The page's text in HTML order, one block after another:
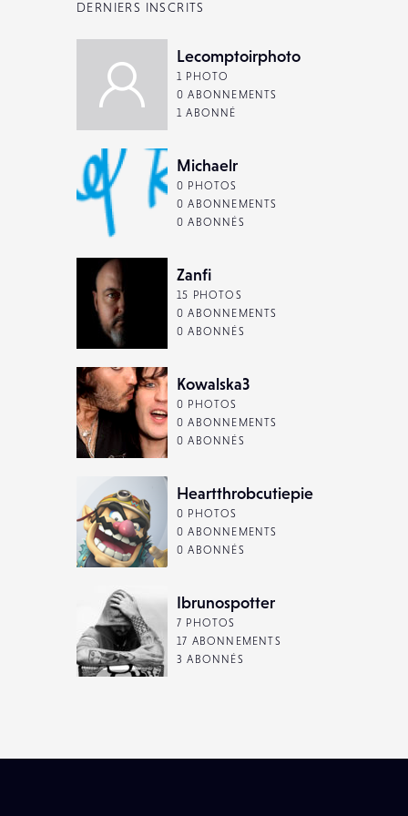
DERNIERS INSCRITS
Lecomptoirphoto
1 PHOTO
0 ABONNEMENTS
1 ABONNÉ
Michaelr
0 PHOTOS
0 ABONNEMENTS
0 ABONNÉS
Zanfi
15 PHOTOS
0 ABONNEMENTS
0 ABONNÉS
Kowalska3
0 PHOTOS
0 ABONNEMENTS
0 ABONNÉS
Heartthrobcutiepie
0 PHOTOS
0 ABONNEMENTS
0 ABONNÉS
Ibrunospotter
7 PHOTOS
17 ABONNEMENTS
3 ABONNÉS